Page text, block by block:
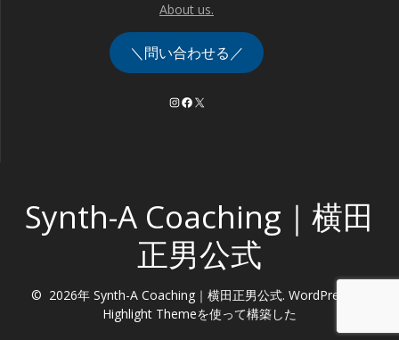
About us.
＼問い合わせる／
Instagram
Facebook
X
Synth-A Coaching｜横田
正男公式
© 2026年 Synth-A Coaching｜横田正男公式. WordPress と
Highlight Themeを使って構築した